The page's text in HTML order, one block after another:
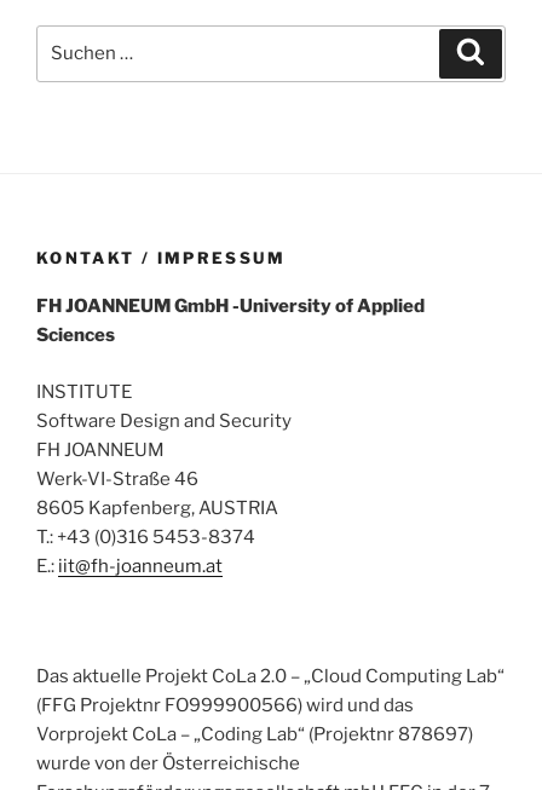
nach:
KONTAKT / IMPRESSUM
FHJOANNEUMGmbH-University of Applied
Sciences
INSTITUTE
Software Design and Security
FH JOANNEUM
Werk-VI-Straße 46
8605 Kapfenberg, AUSTRIA
T.: +43 (0)316 5453-8374
E.: iit@fh-joanneum.at
Das aktuelle Projekt CoLa 2.0 – „Cloud Computing Lab“
(FFG Projektnr FO999900566) wird und das
Vorprojekt CoLa – „Coding Lab“ (Projektnr 878697)
wurde von der Österreichische